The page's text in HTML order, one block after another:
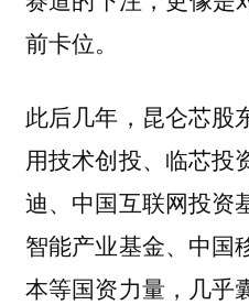
前卡位。
此后几年，昆仑芯股
用技术创投、临芯投
迪、中国互联网投资
智能产业基金、中国
本等国资力量，几乎